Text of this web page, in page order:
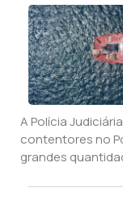
A Polícia
contentores no
grandes